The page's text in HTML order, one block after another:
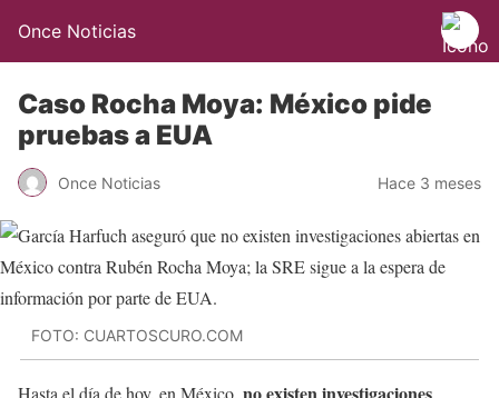
Once Noticias
Caso Rocha Moya: México pide
pruebas a EUA
Once Noticias Hace 3 meses
FOTO: CUARTOSCURO.COM
Hasta el día de hoy, en México, no existen investigaciones